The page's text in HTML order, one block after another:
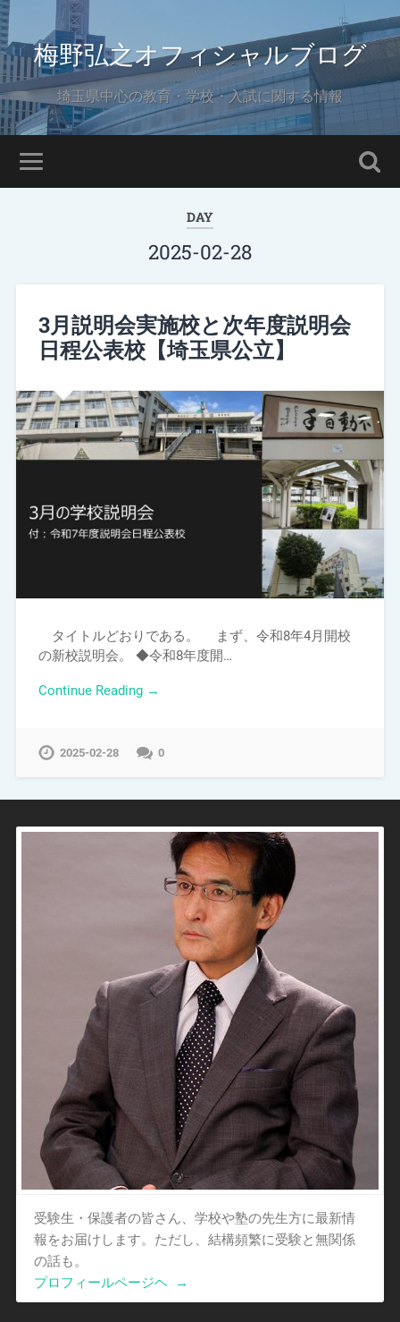
梅野弘之オフィシャルブログ
埼玉県中心の教育・学校・入試に関する情報
DAY
2025-02-28
3月説明会実施校と次年度説明会
日程公表校【埼玉県公立】
タイトルどおりである。 まず、令和8年4月開校
の新校説明会。 ◆令和8年度開…
Continue Reading →
2025-02-28 0
受験生・保護者の皆さん、学校や塾の先生方に最新情
報をお届けします。ただし、結構頻繁に受験と無関係
の話も。
プロフィールページヘ
→